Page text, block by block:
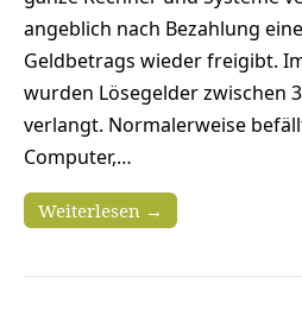
angeblich nach Bezahlung
Geldbetrags wieder freigibt.
wurden Lösegelder zwischen
verlangt. Normalerweise
Computer,…
Weiterlesen →